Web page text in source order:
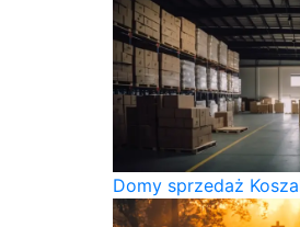
Domy sprzedaż